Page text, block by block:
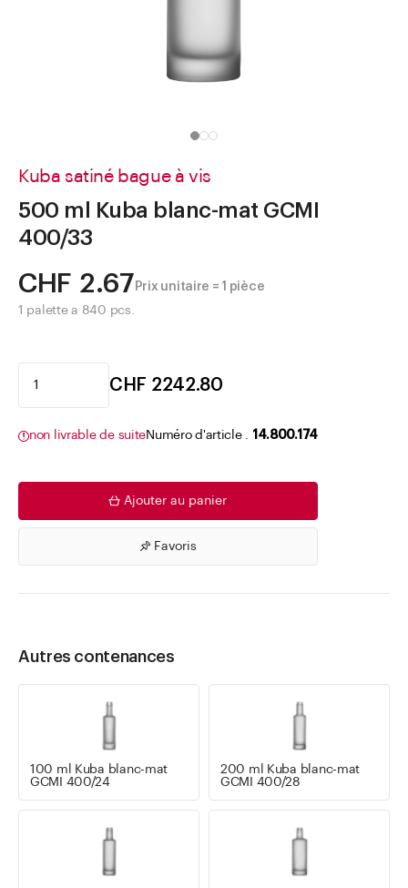
Kuba satiné bague à vis
500 ml Kuba blanc-mat GCMI
400/33
CHF 2.67 Prix unitaire = 1 pièce
1 palette a 840 pcs.
CHF 2242.80
non livrable de suiteNuméro d'article . 14.800.174
Ajouter au panier
Favoris
Autres contenances
100 ml Kuba blanc-mat
GCMI 400/24
200 ml Kuba blanc-mat
GCMI 400/28